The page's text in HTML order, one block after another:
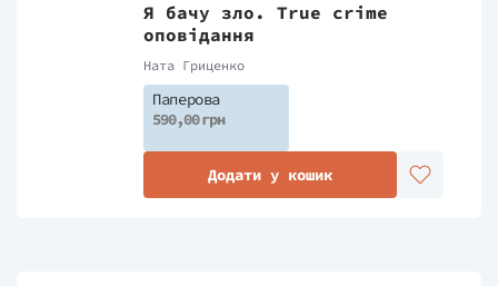
Я бачу зло. True crime
оповідання
Ната Гриценко
Паперова
590,00 грн
Додати у кошик